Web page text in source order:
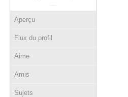
Aperçu
Flux du profil
Aime
Amis
Sujets